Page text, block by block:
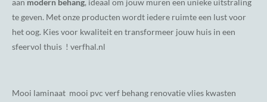
aan modern behang, ideaal om jouw muren een unieke uitstraling
te geven. Met onze producten wordt iedere ruimte een lust voor
het oog. Kies voor kwaliteit en transformeer jouw huis in een
sfeervol thuis ! verfhal.nl
Mooi laminaat mooi pvc verf behang renovatie vlies kwasten